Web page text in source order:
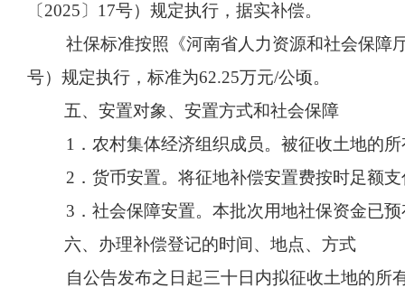
〔2025〕17号）规定执行，据实补偿。
社保标准按照《河南省人力资源和社会保障
号）规定执行，标准为62.25万元/公顷。
五、安置对象、安置方式和社会保障
1．农村集体经济组织成员。被征收土地的
2．货币安置。将征地补偿安置费按时足额
3．社会保障安置。本批次用地社保资金已
六、办理补偿登记的时间、地点、方式
自公告发布之日起三十日内拟征收土地的所